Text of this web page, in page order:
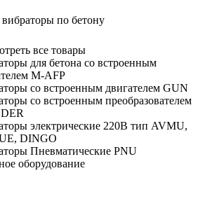
по бетону
все товары
для бетона со встроенным
M-AFP
со встроенным двигателем GUN
со встроенным преобразователем
электрические 220B тип AVMU,
DINGO
Пневматические PNU
оборудование